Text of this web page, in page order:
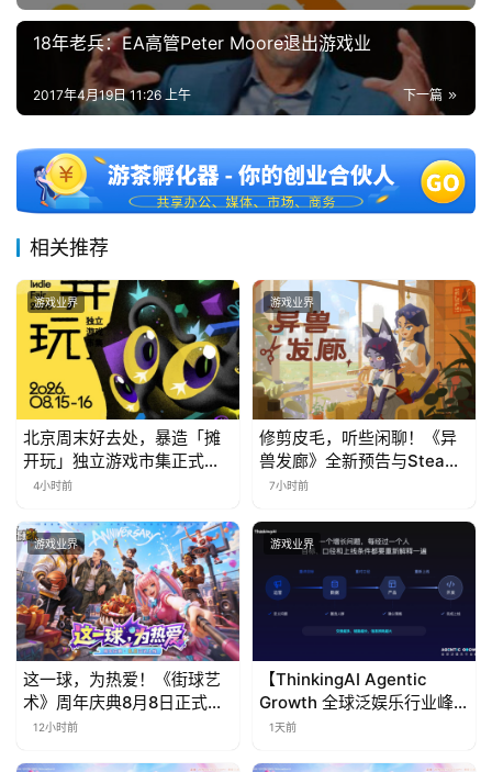
18年老兵：EA高管Peter Moore退出游戏业
下一篇
2017年4月19日 11:26 上午
相关推荐
游戏业界
北京周末好去处，暴造「摊
开玩」独立游戏市集正式开
票！
4小时前
游戏业界
修剪皮毛，听些闲聊！《异
兽发廊》全新预告与Steam
免费试玩公开
7小时前
游戏业界
这一球，为热爱！《街球艺
术》周年庆典8月8日正式上
线，多重福利与全新内容同
12小时前
游戏业界
【ThinkingAI Agentic
Growth 全球泛娱乐行业峰
会】Agent 时代，人到底负
1天前